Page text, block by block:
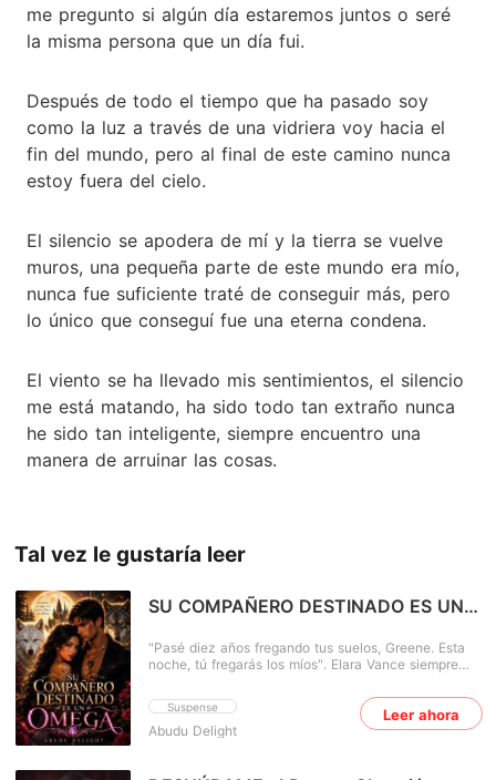
me pregunto si algún día estaremos juntos o seré
la misma persona que un día fui.
Después de todo el tiempo que ha pasado soy
como la luz a través de una vidriera voy hacia el
fin del mundo, pero al final de este camino nunca
estoy fuera del cielo.
El silencio se apodera de mí y la tierra se vuelve
muros, una pequeña parte de este mundo era mío,
nunca fue suficiente traté de conseguir más, pero
lo único que conseguí fue una eterna condena.
El viento se ha llevado mis sentimientos, el silencio
me está matando, ha sido todo tan extraño nunca
he sido tan inteligente, siempre encuentro una
manera de arruinar las cosas.
Tal vez le gustaría leer
SU COMPAÑERO DESTINADO ES UN
Suspense
Abudu Delight
"Pasé diez años fregando tus suelos, Greene. Esta
noche, tú fregarás los míos". Elara Vance siempre
casa. Se enamoró de Greene Jones, un hombre que
la trató como basura y la desechó como si nunca
hubiera sido la chica a la que toda la República
Leer ahora